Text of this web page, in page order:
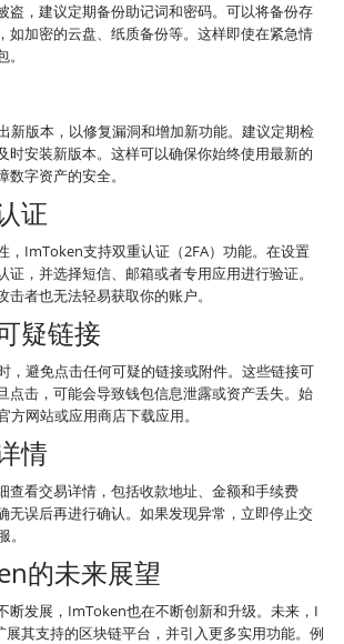
盗，建议定期备份助记词和密码。可以将备份存
如加密的云盘、纸质备份等。这样即使在紧急情
新版本，以修复漏洞和增加新功能。建议定期检
时安装新版本。这样可以确保你始终使用最新的
字资产的安全。
证
，ImToken支持双重认证（2FA）功能。在设置
证，并选择短信、邮箱或者专用应用进行验证。
者也无法轻易获取你的账户。
疑链接
，避免点击任何可疑的链接或附件。这些链接可
点击，可能会导致钱包信息泄露或资产丢失。始
网站或应用商店下载应用。
情
查看交易详情，包括收款地址、金额和手续费
无误后再进行确认。如果发现异常，立即停止交
的未来展望
断发展，ImToken也在不断创新和升级。未来，I
其支持的区块链平台，并引入更多实用功能。例